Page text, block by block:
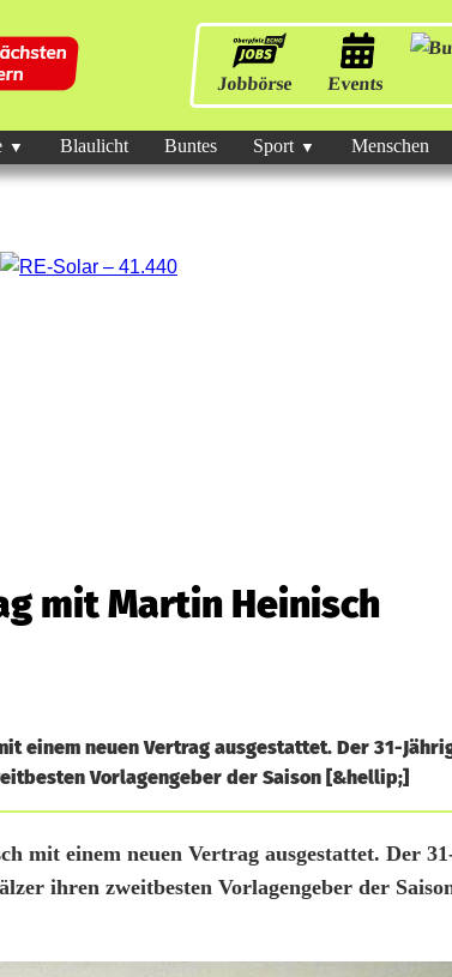
Jobbörse Events
Blaulicht Buntes Sport Menschen
mit Martin Heinisch
einem neuen Vertrag ausgestattet. Der 31-
Vorlagengeber der Saison [&hellip;]
mit einem neuen Vertrag ausgestattet. Der
ihren zweitbesten Vorlagengeber der